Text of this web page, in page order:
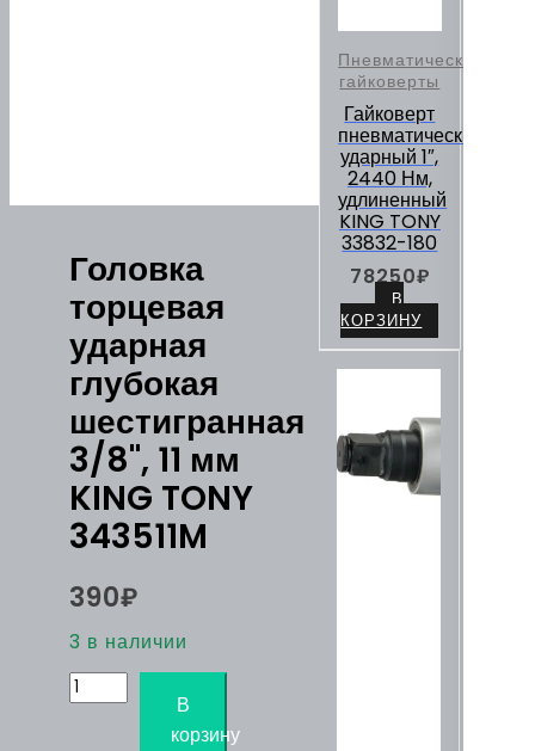
Головка
торцевая
ударная
глубокая
шестигранная
3/8", 11 мм
KING TONY
343511M
390₽
3 в наличии
Количество
товара
В
корзину
Пневматические
гайковерты
Гайковерт
пневматический
ударный 1″,
2440 Нм,
удлиненный
KING TONY
33832-180
78250₽
В
КОРЗИНУ